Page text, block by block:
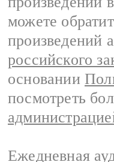
можете
произведений
российского
основании
посмотреть
Ежедневная